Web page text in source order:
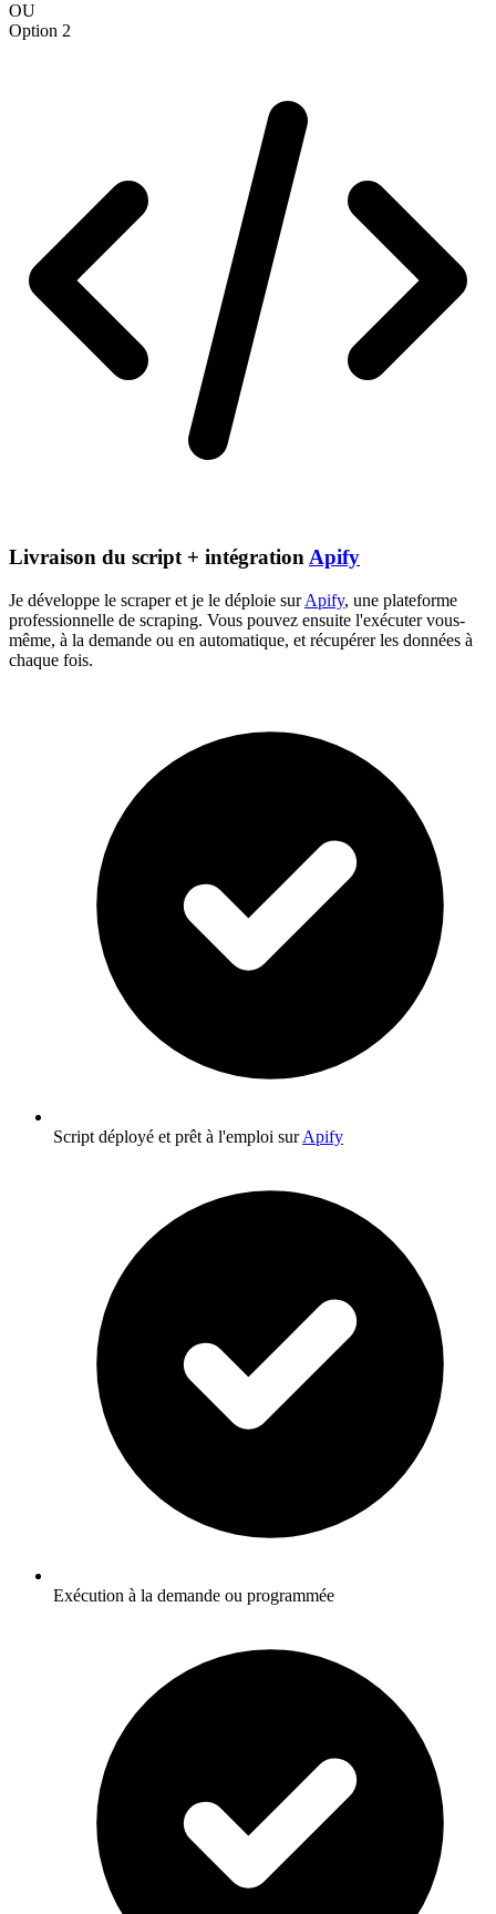
OU
Option 2
Livraison du script + intégration Apify
Je développe le scraper et je le déploie surApify, une plateforme
professionnelle de scraping. Vous pouvez ensuite l'exécuter vous-
même, à la demande ou en automatique, et récupérer les données à
chaque fois.
Script déployé et prêt à l'emploi surApify
Exécution à la demande ou programmée